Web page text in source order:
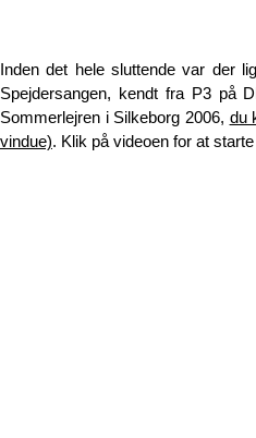
Inden det hele sluttende var der
Spejdersangen, kendt fra P3 på
Sommerlejren i Silkeborg 2006, du
vindue). Klik på videoen for at